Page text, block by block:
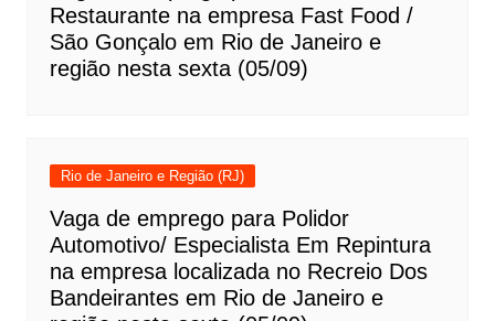
Restaurante na empresa Fast Food /
São Gonçalo em Rio de Janeiro e
região nesta sexta (05/09)
Rio de Janeiro e Região (RJ)
Vaga de emprego para Polidor
Automotivo/ Especialista Em Repintura
na empresa localizada no Recreio Dos
Bandeirantes em Rio de Janeiro e